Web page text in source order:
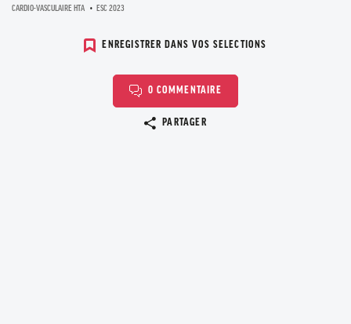
CARDIO-VASCULAIRE HTA ESC 2023
ENREGISTRER DANS VOS SELECTIONS
0 COMMENTAIRE
PARTAGER